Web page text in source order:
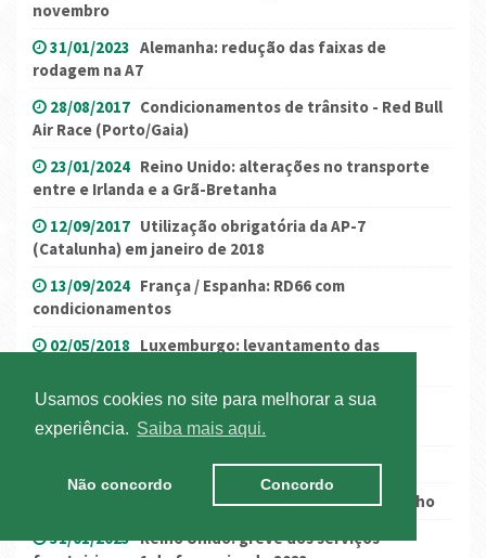
Usamos cookies no site para melhorar a sua
experiência.
Saiba mais aqui.
Não concordo Concordo
novembro
31/01/2023 Alemanha: redução das faixas de
rodagem na A7
28/08/2017 Condicionamentos de trânsito - Red Bull
Air Race (Porto/Gaia)
23/01/2024 Reino Unido: alterações no transporte
entre e Irlanda e a Grã-Bretanha
12/09/2017 Utilização obrigatória da AP-7
(Catalunha) em janeiro de 2018
13/09/2024 França / Espanha: RD66 com
condicionamentos
02/05/2018 Luxemburgo: levantamento das
07/12/2021 Município do Porto: Zonas de Acesso
Automóvel Condicionado
França – 14 de julho (feriado)
A25/IP5 condicionada até final de junho
31/01/2023 Reino Unido: greve dos serviços